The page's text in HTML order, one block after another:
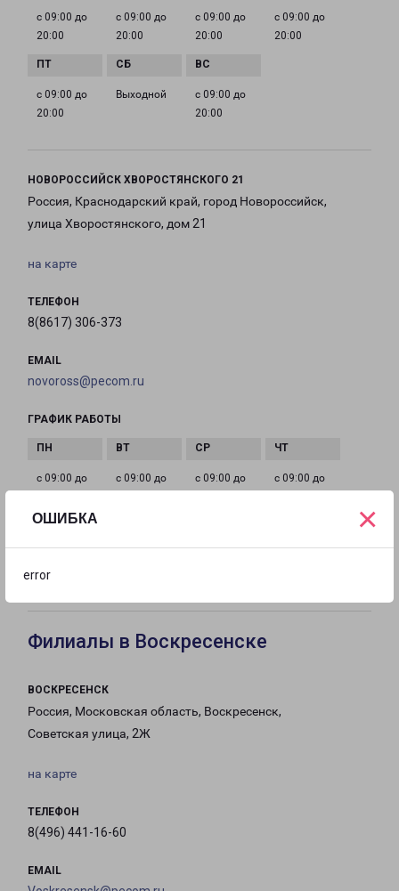
ОШИБКА
error
×
с 09:00 до
20:00
с 09:00 до
20:00
с 09:00 до
20:00
с 09:00 до
20:00
с 09:00 до
20:00
Выходной
с 09:00 до
20:00
НОВОРОССИЙСК ХВОРОСТЯНСКОГО 21
Россия, Краснодарский край, город Новороссийск,
улица Хворостянского, дом 21
на карте
ТЕЛЕФОН
8(8617) 306-373
EMAIL
novoross@pecom.ru
ГРАФИК РАБОТЫ
с 09:00 до
с 09:00 до
с 09:00 до
с 09:00 до
20:00
Филиалы в Воскресенске
ВОСКРЕСЕНСК
Россия, Московская область, Воскресенск,
Советская улица, 2Ж
на карте
ТЕЛЕФОН
8(496) 441-16-60
EMAIL